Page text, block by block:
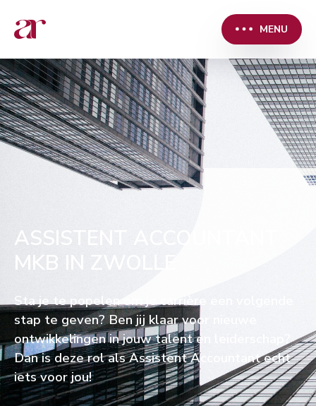
MENU
ASSISTENT ACCOUNTANT
MKB IN ZWOLLE
Sta je te popelen om je carrière een volgende
stap te geven? Ben jij klaar voor nieuwe
ontwikkelingen in jouw talent en leiderschap?
Dan is deze rol als Assistent Accountant echt
iets voor jou!